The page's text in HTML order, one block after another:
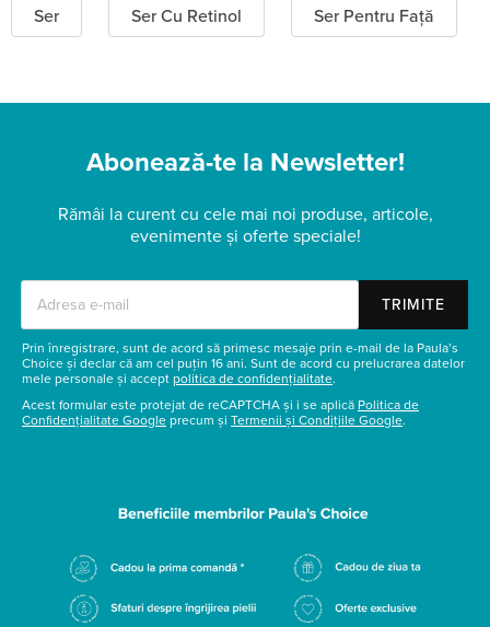
Ser Ser Cu Retinol Ser Pentru Față
Abonează-te la Newsletter!
Rămâi la curent cu cele mai noi produse, articole,
evenimente și oferte speciale!
TRIMITE
Prin înregistrare, sunt de acord să primesc mesaje prin e-mail de la Paula’s
Choice și declar că am cel puțin 16 ani. Sunt de acord cu prelucrarea datelor
mele personale și accept politica de confidențialitate.
Acest formular este protejat de reCAPTCHA și i se aplică Politica de
Confidențialitate Google precum și Termenii și Condițiile Google.